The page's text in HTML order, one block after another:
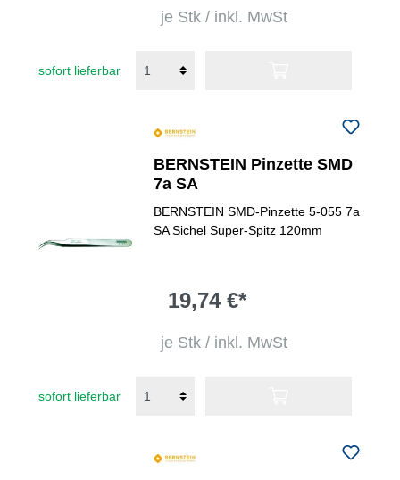
je Stk / inkl. MwSt
sofort lieferbar
BERNSTEIN Pinzette SMD
7a SA
BERNSTEIN SMD-Pinzette 5-055 7a
SA Sichel Super-Spitz 120mm
19,74 €*
je Stk / inkl. MwSt
sofort lieferbar